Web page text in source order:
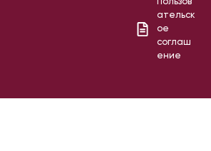
Пользов
ательск
ое
соглаш
ение